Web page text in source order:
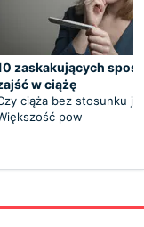
zaskakujących
w ciążę
ciąża bez stosunku
pow